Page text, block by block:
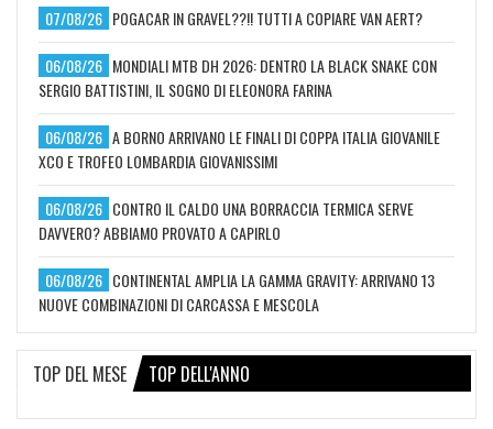
07/08/26 POGACAR IN GRAVEL??!! TUTTI A COPIARE VAN AERT?
06/08/26 MONDIALI MTB DH 2026: DENTRO LA BLACK SNAKE CON
SERGIO BATTISTINI, IL SOGNO DI ELEONORA FARINA
06/08/26 A BORNO ARRIVANO LE FINALI DI COPPA ITALIA GIOVANILE
XCO E TROFEO LOMBARDIA GIOVANISSIMI
06/08/26 CONTRO IL CALDO UNA BORRACCIA TERMICA SERVE
DAVVERO? ABBIAMO PROVATO A CAPIRLO
06/08/26 CONTINENTAL AMPLIA LA GAMMA GRAVITY: ARRIVANO 13
NUOVE COMBINAZIONI DI CARCASSA E MESCOLA
TOP DEL MESE TOP DELL'ANNO